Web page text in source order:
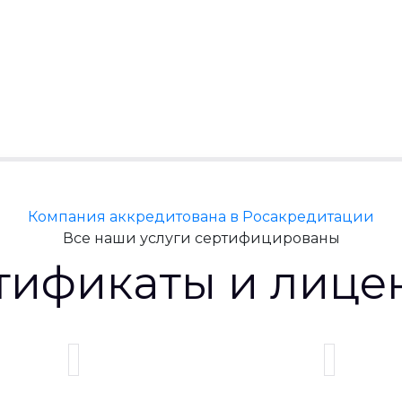
Компания аккредитована в Росакредитации
Все наши услуги сертифицированы
и